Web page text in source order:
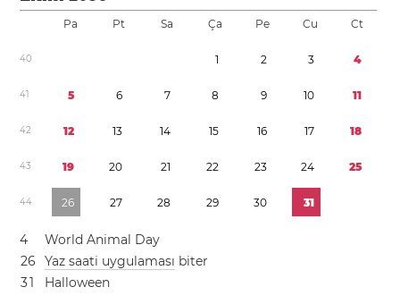
Pa Pt Sa Ça Pe Cu Ct
40 1 2 3 4
41 5 6 7 8 9 10 11
42 12 13 14 15 16 17 18
43 19 20 21 22 23 24 25
44 26 27 28 29 30 31
4
World Animal Day
26 Yaz saati uygulaması biter
31 Halloween